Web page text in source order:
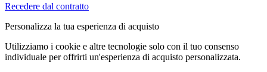
Recedere dal contratto
Personalizza la tua esperienza di acquisto
Utilizziamo i cookie e altre tecnologie solo con il tuo consenso
individuale per offrirti un'esperienza di acquisto personalizzata.